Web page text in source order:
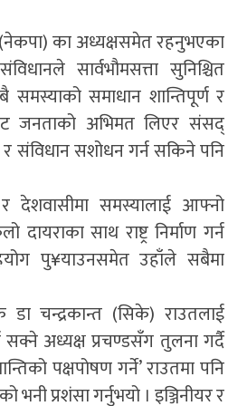
(नेकपा) का अध्यक्षसमेत रहनुभएका
सार्वभौमसत्ता सुनिश्चित
समाधान शान्तिपूर्ण र
जनताको अभिमत लिएर संसद्
संविधान सशोधन गर्न सकिने पनि
समस्यालाई आफ्नो
दायराका साथ राष्ट्र निर्माण गर्न
पु¥याउनसमेत उहाँले सबैमा
चन्द्रकान्त (सिके) राउतलाई
सक्ने अध्यक्ष प्रचण्डसँग तुलना गर्दै
पक्षपोषण गर्ने’ राउतमा पनि
प्रशंसा गर्नुभयो । इञ्जिनीयर र